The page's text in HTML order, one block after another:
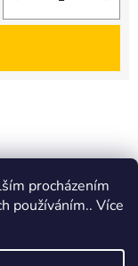
procházením
používáním.. Více